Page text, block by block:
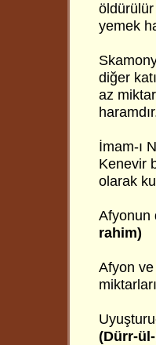
yemek
diğer
az
İmam-ı
Kenevir
olarak
Afyonun
rahim)
Afyon ve
(Dürr-